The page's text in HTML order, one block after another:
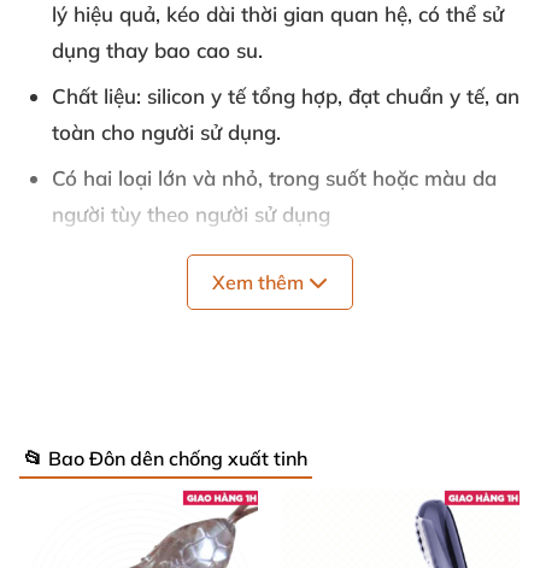
lý hiệu quả, kéo dài thời gian quan hệ, có thể sử
dụng thay bao cao su.
Chất liệu: silicon y tế tổng hợp, đạt chuẩn y tế, an
toàn cho người sử dụng.
Có hai loại lớn và nhỏ, trong suốt hoặc màu da
người tùy theo người sử dụng
Chiều dài sử dụng: 13.5cm(lớn), 11,5cm(nhỏ)
Đường kính: 3.5cm
Xem thêm
📂 Bao Đôn dên chống xuất tinh